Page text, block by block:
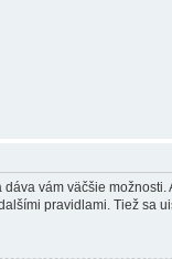
vám väčšie
pravidlami. Tiež sa